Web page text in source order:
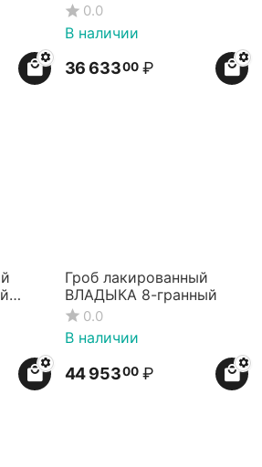
0.0
В наличии
36 63300 ₽
Гроб лакированный
ВЛАДЫКА 8-гранный
0.0
В наличии
44 95300 ₽